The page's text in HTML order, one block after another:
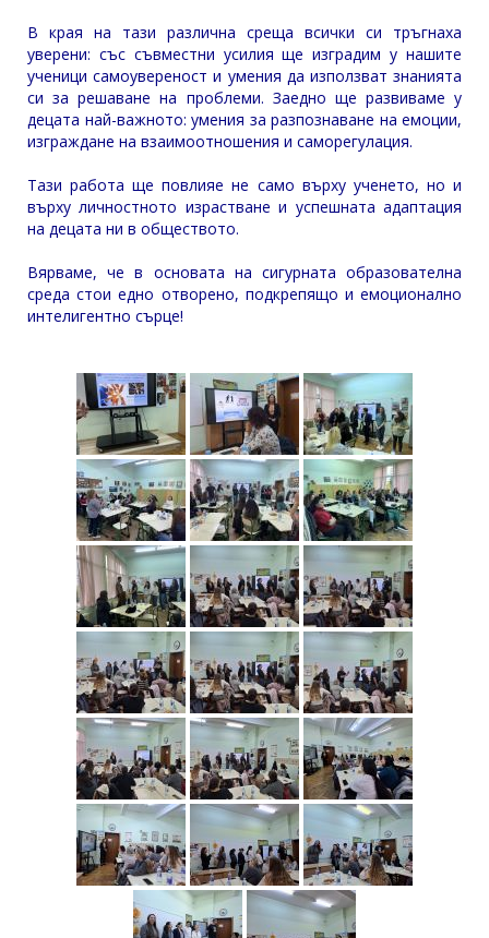
В края на тази различна среща всички си тръгнаха
уверени: със съвместни усилия ще изградим у нашите
ученици самоувереност и умения да използват знанията
си за решаване на проблеми. Заедно ще развиваме у
децата най-важното: умения за разпознаване на емоции,
изграждане на взаимоотношения и саморегулация.
Тази работа ще повлияе не само върху ученето, но и
върху личностното израстване и успешната адаптация
на децата ни в обществото.
Вярваме, че в основата на сигурната образователна
среда стои едно отворено, подкрепящо и емоционално
интелигентно сърце!